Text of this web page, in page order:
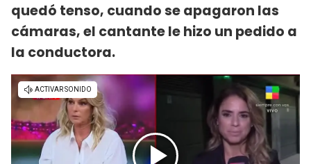
quedó tenso, cuando se apagaron las
cámaras, el cantante le hizo un pedido a
la conductora.